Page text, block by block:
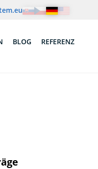
BLOG REFERENZ